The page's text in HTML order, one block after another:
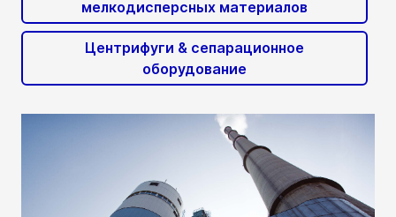
мелкодисперсных материалов
Центрифуги & сепарационное
оборудование